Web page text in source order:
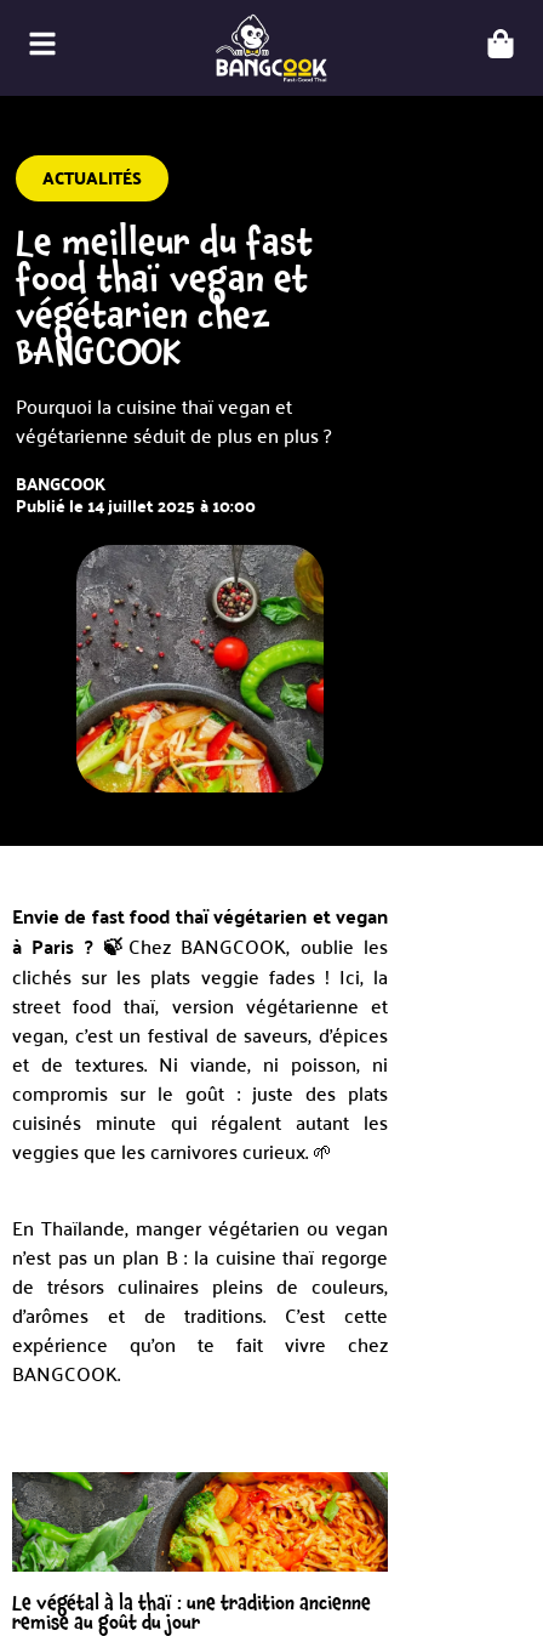
ACTUALITÉS
Le meilleur du fast
food thaï vegan et
végétarien chez
BANGCOOK
Pourquoi la cuisine thaï vegan et
végétarienne séduit de plus en plus ?
BANGCOOK
Publié le14 juillet 2025 à10:00
Envie de fast food thaï végétarien et vegan
à Paris ? 🍃 Chez BANGCOOK, oublie les
clichés sur les plats veggie fades ! Ici, la
street food thaï, version végétarienne et
vegan, c’est un festival de saveurs, d’épices
et de textures. Ni viande, ni poisson, ni
compromis sur le goût : juste des plats
cuisinés minute qui régalent autant les
veggies que les carnivores curieux. 🌱
En Thaïlande, manger végétarien ou vegan
n’est pas un plan B : la cuisine thaï regorge
de trésors culinaires pleins de couleurs,
d’arômes et de traditions. C’est cette
expérience qu’on te fait vivre chez
BANGCOOK.
Le végétal à la thaï : une tradition ancienne
remise au goût du jour